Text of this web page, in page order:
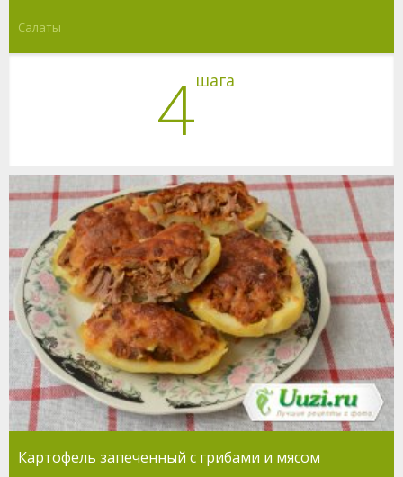
Салаты
4шага
Картофель запеченный с грибами и мясом